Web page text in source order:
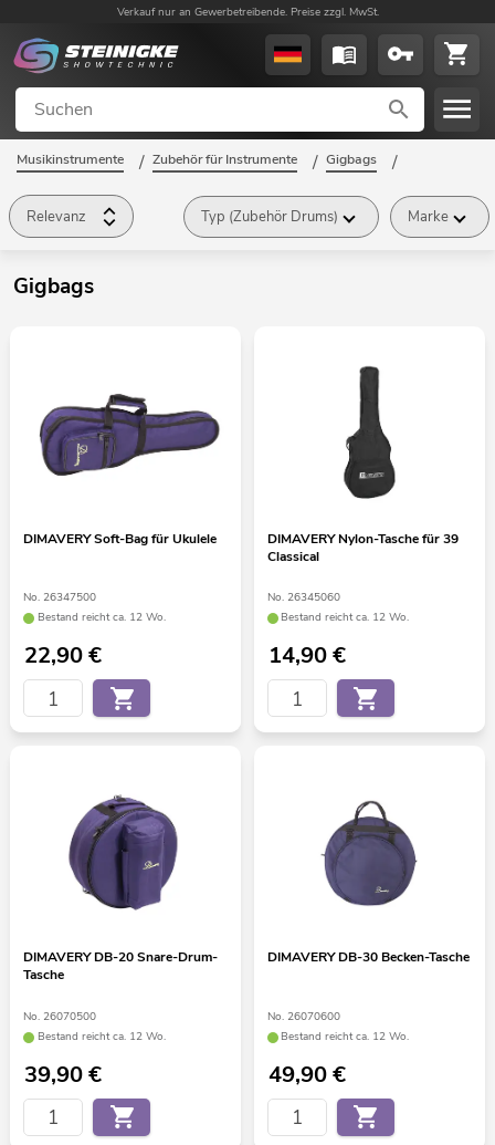
Verkauf nur an Gewerbetreibende. Preise zzgl. MwSt.
Musikinstrumente / Zubehör für Instrumente / Gigbags /
Relevanz Typ (Zubehör Drums) Marke
Gigbags
DIMAVERY Soft-Bag für Ukulele
No. 26347500
Bestand reicht ca. 12 Wo.
22,90€
DIMAVERY Nylon-Tasche für 39
Classical
No. 26345060
Bestand reicht ca. 12 Wo.
14,90€
DIMAVERY DB-20 Snare-Drum-
Tasche
No. 26070500
Bestand reicht ca. 12 Wo.
39,90€
DIMAVERY DB-30 Becken-Tasche
No. 26070600
Bestand reicht ca. 12 Wo.
49,90€